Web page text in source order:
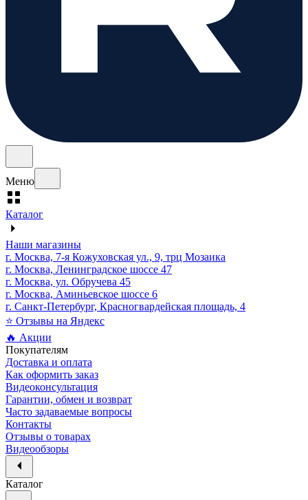
Меню
Каталог
Наши магазины
г. Москва, 7-я Кожуховская ул., 9, трц Мозаика
г. Москва, Ленинградское шоссе 47
г. Москва, ул. Обручева 45
г. Москва, Аминьевское шоссе 6
г. Санкт-Петербург, Красногвардейская площадь, 4
⭐ Отзывы на Яндекс
🔥 Акции
Покупателям
Доставка и оплата
Как оформить заказ
Видеоконсультация
Гарантии, обмен и возврат
Часто задаваемые вопросы
Контакты
Отзывы о товарах
Видеообзоры
Каталог